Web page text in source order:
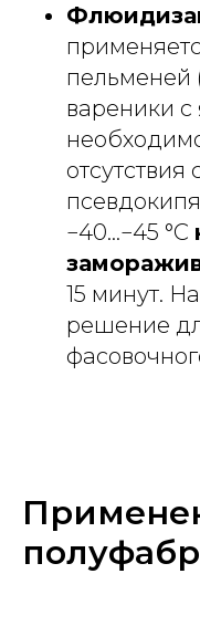
пельменей
вареники с
−40...−45 °C
15 минут.
решение